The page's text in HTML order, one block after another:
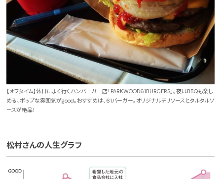
【オフタイム】休日によく行くハンバーガー店「PARKWOOD61BURGERS」。夜はBBQも楽し
める、ポップな雰囲気がgood。おすすめは、61バーガー。オリジナルチリソースとタルタルソ
ースが絶品！
松村さんの人生グラフ